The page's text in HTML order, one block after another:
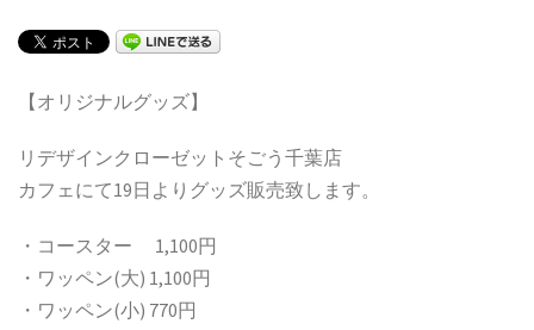
【オリジナルグッズ】
リデザインクローゼットそごう千葉店
カフェにて19日よりグッズ販売致します。
・コースター 1,100円
・ワッペン(大) 1,100円
・ワッペン(小) 770円